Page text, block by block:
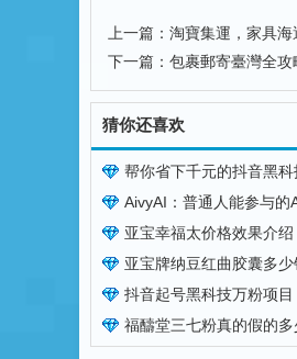
上一篇： 淘寶集運，家具海
下一篇： 包裹郵寄臺灣全
猜你还喜欢
帮你省下千元的抖音黑科技快手直
AivyAI：普通人能参与的AI风口，
亚宝幸福太价格效果介绍，现
亚宝牌纳豆红曲胶囊多少钱一
抖音起号黑科技万粉项目：3
福醻堂三七粉真的假的多少一